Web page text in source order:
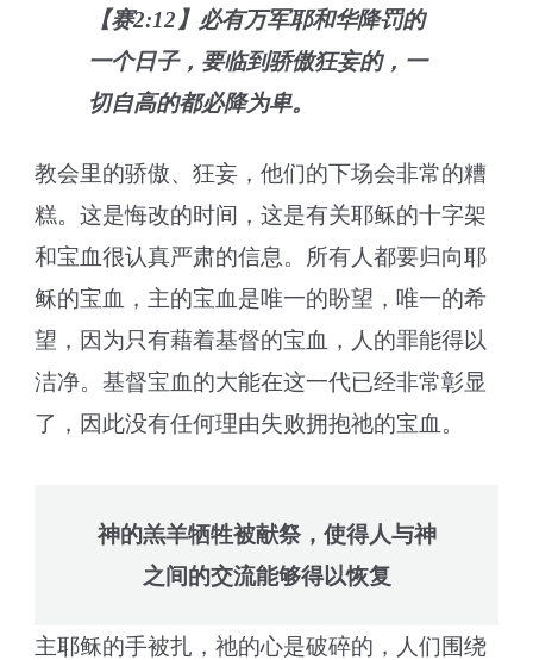
【赛2:12】必有万军耶和华降罚的
一个日子，要临到骄傲狂妄的，一
切自高的都必降为卑。
教会里的骄傲、狂妄，他们的下场会非常的糟
糕。这是悔改的时间，这是有关耶稣的十字架
和宝血很认真严肃的信息。所有人都要归向耶
稣的宝血，主的宝血是唯一的盼望，唯一的希
望，因为只有藉着基督的宝血，人的罪能得以
洁净。基督宝血的大能在这一代已经非常彰显
了，因此没有任何理由失败拥抱祂的宝血。
神的羔羊牺牲被献祭，使得人与神
之间的交流能够得以恢复
主耶稣的手被扎，祂的心是破碎的，人们围绕